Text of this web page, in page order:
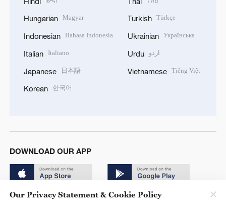
Hungarian Magyar
Indonesian Bahasa Indonesia
Italian Italiano
Japanese 日本語
Korean 한국어
Turkish Türkçe
Ukrainian Українська
Urdu اردو
Vietnamese Tiếng Việt
DOWNLOAD OUR APP
Our Privacy Statement & Cookie Policy